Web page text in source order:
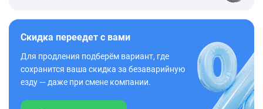
Скидка переедет с вами
Для продления подберём вариант, где
сохранится ваша скидка за безаварийную
езду — даже при смене компании.